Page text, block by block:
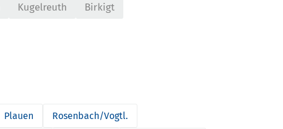
Kugelreuth Birkigt
Plauen Rosenbach/Vogtl.